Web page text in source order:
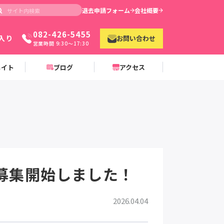
退去申請フォーム 会社概要
り 082-426-5455
営業時間 9:30〜17:30
お問い合わせ
ト ブログ アクセス
開始しました！
2026.04.04